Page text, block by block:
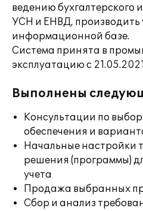
ведению бухгалтерского
УСН и ЕНВД, производить
информационной базе.
Система принята в
эксплуатацию с
Выполнены
Консультации по
обеспечения и
Начальные настройки
решения (программы)
учета
Продажа выбранных
Сбор и анализ